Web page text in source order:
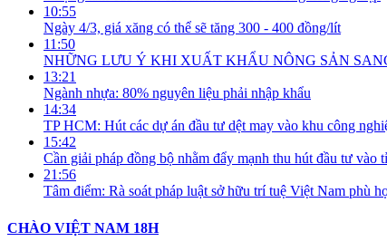
10:55
Ngày 4/3, giá xăng có thể sẽ tăng 300 - 400 đồng/lít
11:50
NHỮNG LƯU Ý KHI XUẤT KHẨU NÔNG SẢN
13:21
Ngành nhựa: 80% nguyên liệu phải nhập khẩu
14:34
TP HCM: Hút các dự án đầu tư dệt may vào khu công
15:42
Cần giải pháp đồng bộ nhằm đẩy mạnh thu hút đầu tư vào
21:56
Tâm điểm: Rà soát pháp luật sở hữu trí tuệ Việt Nam phù
CHÀO VIỆT NAM 18H